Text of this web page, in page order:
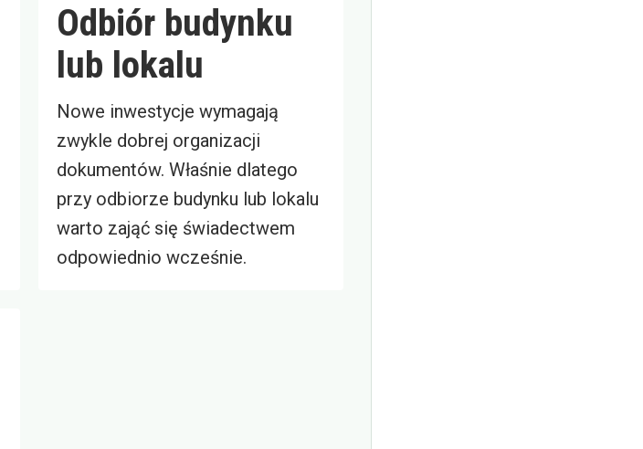
Odbiór budynku
lub lokalu
Nowe inwestycje wymagają
zwykle dobrej organizacji
dokumentów. Właśnie dlatego
przy odbiorze budynku lub lokalu
warto zająć się świadectwem
odpowiednio wcześnie.